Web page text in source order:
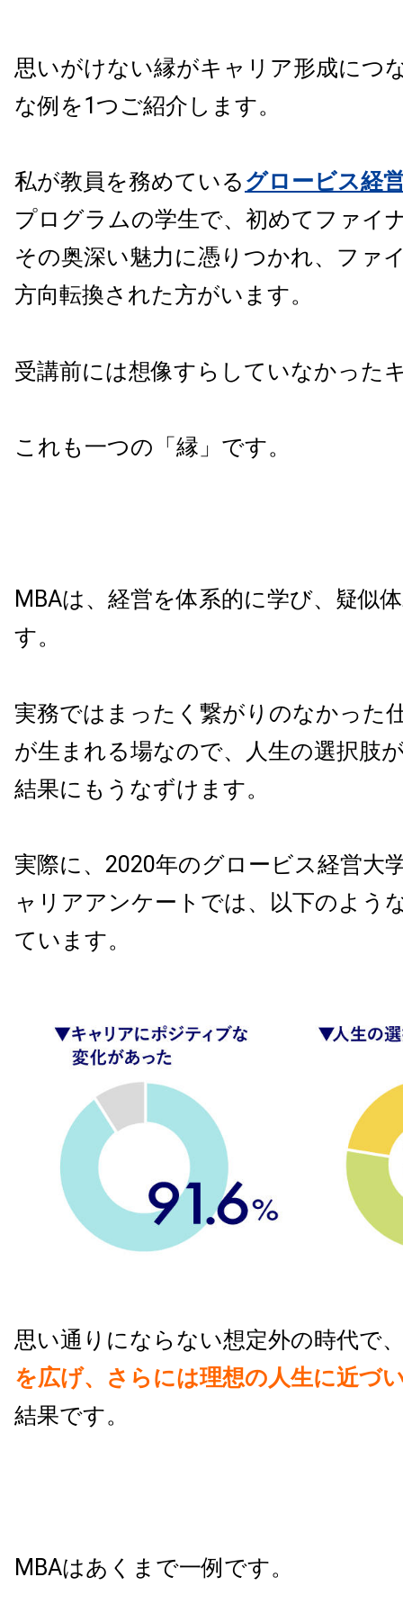
思いがけない縁がキャリア形成につ
な例を1つご紹介します。
私が教員を務めている グロービス経
プログラムの学生で、初めてファイ
その奥深い魅力に憑りつかれ、ファ
方向転換された方がいます。
受講前には想像すらしていなかった
これも一つの「縁」です。
MBAは、経営を体系的に学び、疑似
す。
実務ではまったく繋がりのなかった
が生まれる場なので、人生の選択肢
結果にもうなずけます。
実際に、 2020年のグロービス経営大
ャリアアンケートでは、以下のよう
ています。
思い通りにならない想定外の時代で
を広げ、さらには理想の人生に近づ
結果です。
MBAはあくまで一例です。